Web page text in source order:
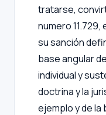
tratarse,
numero
su sanción
base angular
individual y
doctrina y la
ejemplo y de la